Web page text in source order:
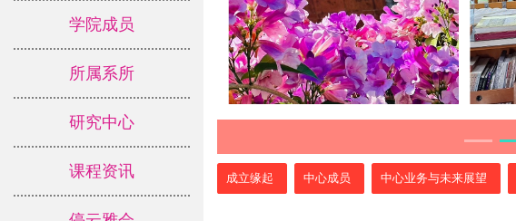
学院成员
所属系所
研究中心
课程资讯 成立缘起 中心成员 中心业务与未来展望